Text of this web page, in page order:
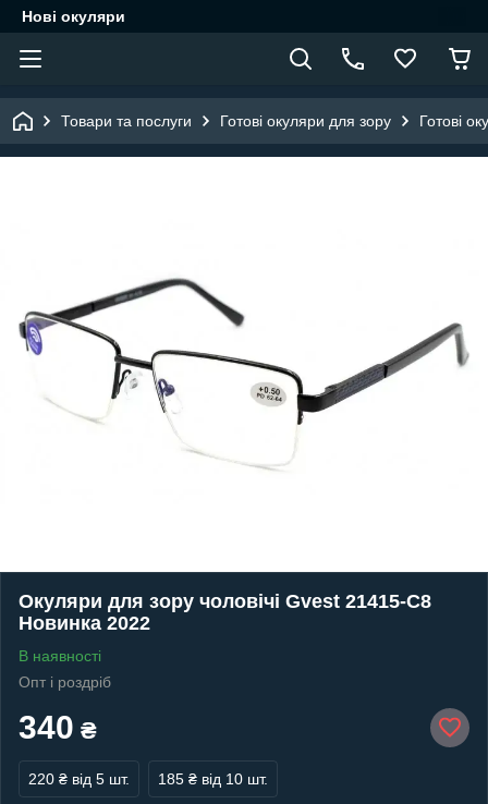
Нові окуляри
Товари та послуги Готові окуляри для зору Готові
Окуляри для зору чоловічі Gvest 21415-C8
Новинка 2022
В наявності
Опт і роздріб
340 ₴
220 ₴ від 5 шт. 185 ₴ від 10 шт.